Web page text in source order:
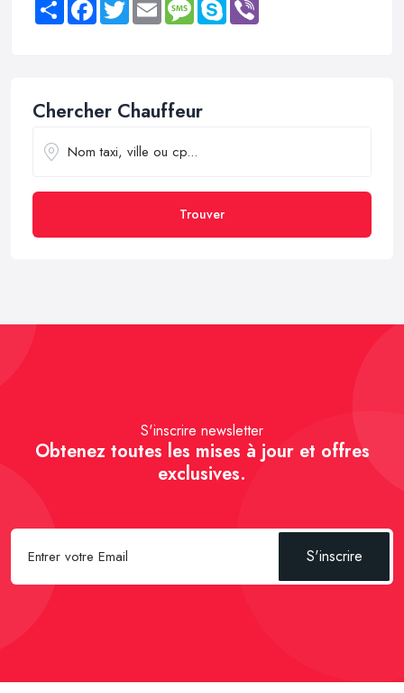
Chercher Chauffeur
Trouver
S'inscrire newsletter
Obtenez toutes les mises à jour et offres
exclusives.
S'inscrire